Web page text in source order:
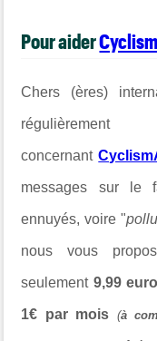
Pour aider
Chers (ères)
concernant
messages sur le
ennuyés, voire "
nous vous
seulement 9,99
1€ par mois (à